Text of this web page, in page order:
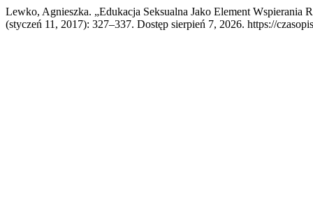
Lewko, Agnieszka. „Edukacja Seksualna Jako Element Wspierania
(styczeń 11, 2017): 327–337. Dostęp sierpień 7, 2026. https://